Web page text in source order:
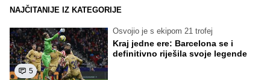
NAJČITANIJE IZ KATEGORIJE
5
Osvojio je s ekipom 21 trofej
Kraj jedne ere: Barcelona se i
definitivno riješila svoje legende